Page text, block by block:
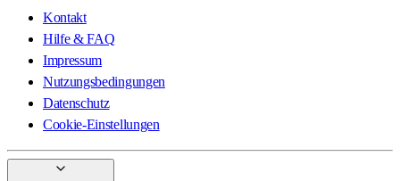
Kontakt
Hilfe & FAQ
Impressum
Nutzungsbedingungen
Datenschutz
Cookie-Einstellungen